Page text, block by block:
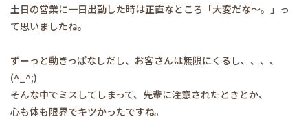
土日の営業に一日出勤した時は正直なところ「大変だな〜。」っ
て思いましたね。
ずーっと動きっぱなしだし、お客さんは無限にくるし、、、、
(^_^;)
そんな中でミスしてしまって、先輩に注意されたときとか、
心も体も限界でキツかったですね。